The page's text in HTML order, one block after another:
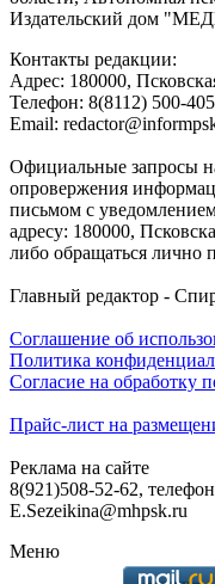
Издательский дом
Контакты редакции:
Адреc: 180000,
Телефон: 8(8112) 500-405
Email:
Официальные запросы
опровержения
письмом с
адресу: 180000,
либо обращаться лично
Главный редактор -
Соглашение об
Политика
Согласие на обработку
Прайс-лист на
Реклама на сайте
8(921)508-52-62,
E.Sezeikina@mhpsk.ru
Меню